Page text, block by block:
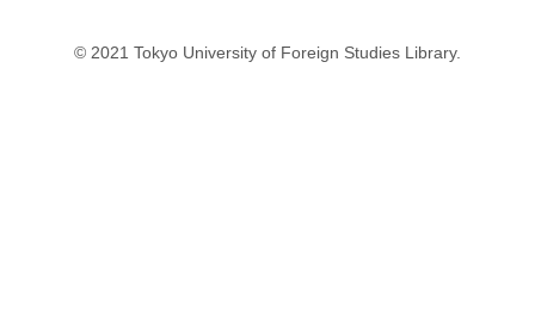
© 2021 Tokyo University of Foreign Studies Library.